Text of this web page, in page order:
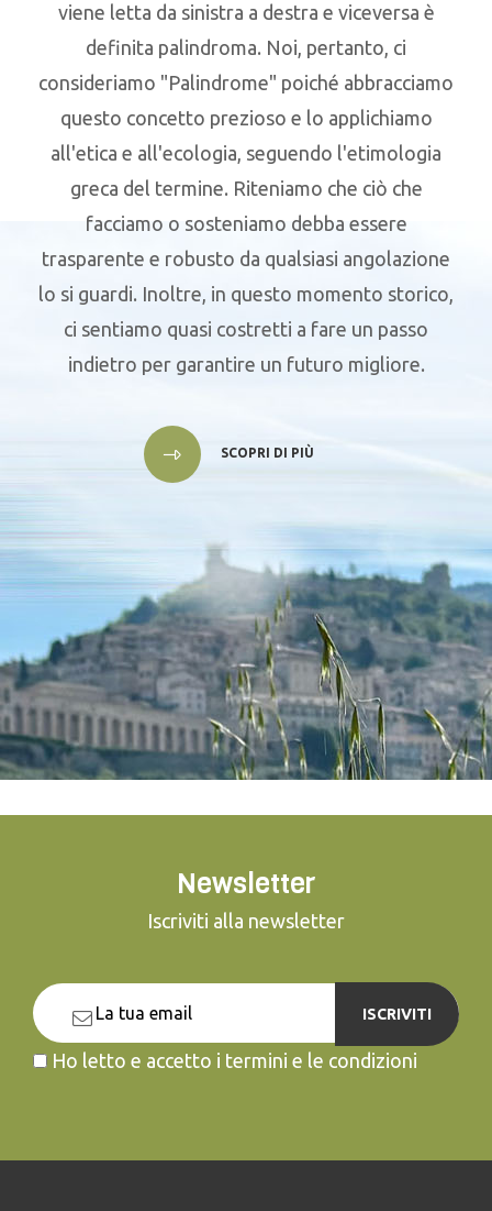
viene letta da sinistra a destra e viceversa è
definita palindroma. Noi, pertanto, ci
consideriamo "Palindrome" poiché abbracciamo
questo concetto prezioso e lo applichiamo
all'etica e all'ecologia, seguendo l'etimologia
greca del termine. Riteniamo che ciò che
facciamo o sosteniamo debba essere
trasparente e robusto da qualsiasi angolazione
lo si guardi. Inoltre, in questo momento storico,
ci sentiamo quasi costretti a fare un passo
indietro per garantire un futuro migliore.
SCOPRI DI PIÙ
Newsletter
Iscriviti alla newsletter
ISCRIVITI
Ho letto e accetto i termini e le condizioni